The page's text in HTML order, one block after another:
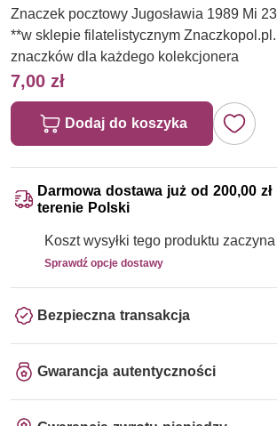
Znaczek pocztowy Jugosławia 1989 Mi
**w sklepie filatelistycznym
znaczków dla każdego kolekcjonera
7,00 zł
Dodaj do koszyka
Darmowa dostawa już od 200,00 zł
terenie Polski
Koszt wysyłki tego produktu
Sprawdź opcje dostawy
Bezpieczna transakcja
Gwarancja autentyczności